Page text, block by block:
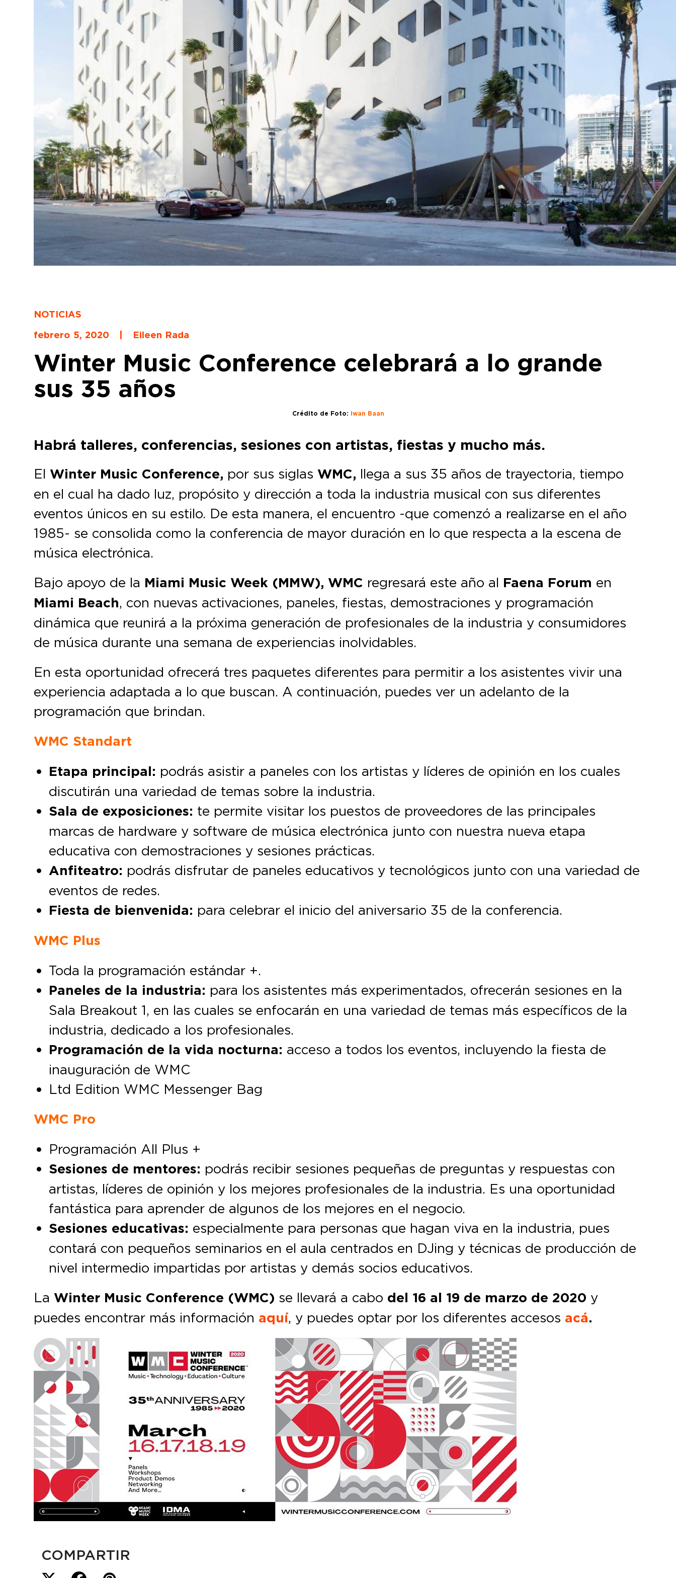
NOTICIAS
febrero 5, 2020
Eileen Rada
Winter Music Conference celebrará a lo grande
sus 35 años
Crédito de Foto: Iwan Baan
Habrá talleres, conferencias, sesiones con artistas, fiestas y mucho más.
El Winter Music Conference, por sus siglas WMC, llega a sus 35 años de trayectoria, tiempo
en el cual ha dado luz, propósito y dirección a toda la industria musical con sus diferentes
eventos únicos en su estilo. De esta manera, el encuentro -que comenzó a realizarse en el año
1985- se consolida como la conferencia de mayor duración en lo que respecta a la escena de
música electrónica.
Bajo apoyo de la Miami Music Week (MMW), WMC regresará este año al Faena Forum en
Miami Beach, con nuevas activaciones, paneles, fiestas, demostraciones y programación
dinámica que reunirá a la próxima generación de profesionales de la industria y consumidores
de música durante una semana de experiencias inolvidables.
En esta oportunidad ofrecerá tres paquetes diferentes para permitir a los asistentes vivir una
experiencia adaptada a lo que buscan. A continuación, puedes ver un adelanto de la
programación que brindan.
WMC Standart
Etapa principal: podrás asistir a paneles con los artistas y líderes de opinión en los cuales
discutirán una variedad de temas sobre la industria.
Sala de exposiciones: te permite visitar los puestos de proveedores de las principales
marcas de hardware y software de música electrónica junto con nuestra nueva etapa
educativa con demostraciones y sesiones prácticas.
Anfiteatro: podrás disfrutar de paneles educativos y tecnológicos junto con una variedad de
eventos de redes.
Fiesta de bienvenida: para celebrar el inicio del aniversario 35 de la conferencia.
WMC Plus
Toda la programación estándar +.
Paneles de la industria: para los asistentes más experimentados, ofrecerán sesiones en la
Sala Breakout 1, en las cuales se enfocarán en una variedad de temas más específicos de la
industria, dedicado a los profesionales.
Programación de la vida nocturna: acceso a todos los eventos, incluyendo la fiesta de
inauguración de WMC
Ltd Edition WMC Messenger Bag
WMC Pro
Programación All Plus +
Sesiones de mentores: podrás recibir sesiones pequeñas de preguntas y respuestas con
artistas, líderes de opinión y los mejores profesionales de la industria. Es una oportunidad
fantástica para aprender de algunos de los mejores en el negocio.
Sesiones educativas: especialmente para personas que hagan viva en la industria, pues
contará con pequeños seminarios en el aula centrados en DJing y técnicas de producción de
nivel intermedio impartidas por artistas y demás socios educativos.
La Winter Music Conference (WMC) se llevará a cabo del 16 al 19 de marzo de 2020 y
puedes encontrar más información aquí, y puedes optar por los diferentes accesos acá.
COMPARTIR